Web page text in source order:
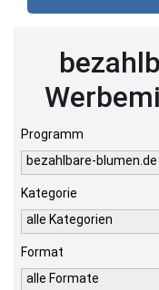
Programm
bezahlbare-blumen.de
Kategorie
alle Kategorien
Format
alle Formate